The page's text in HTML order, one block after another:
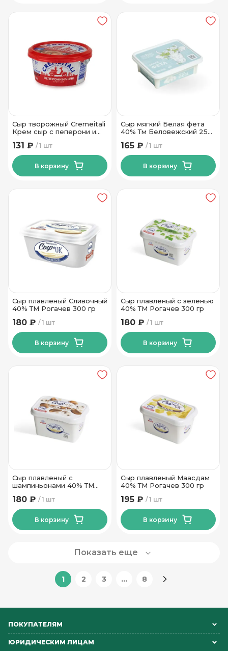
Сыр творожный Cremeitali
Крем сыр с пеперони и
1 шт
131 ₽
В корзину
Сыр мягкий Белая фета
40% Тм Беловежский 250
1 шт
165 ₽
В корзину
Сыр плавленый Сливочный
40% ТМ Рогачев 300 гр
1 шт
180 ₽
В корзину
Сыр плавленый с зеленью
40% ТМ Рогачев 300 гр
1 шт
180 ₽
В корзину
Сыр плавленый с
шампиньонами 40% ТМ
1 шт
180 ₽
В корзину
Сыр плавленый Маасдам
40% ТМ Рогачев 300 гр
1 шт
195 ₽
В корзину
Показать еще
1 2 3 ... 8
ПОКУПАТЕЛЯМ
ЮРИДИЧЕСКИМ ЛИЦАМ